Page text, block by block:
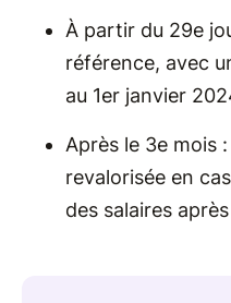
À partir du 29e
référence, avec
au 1er janvier
Après le 3e mois
revalorisée en
des salaires